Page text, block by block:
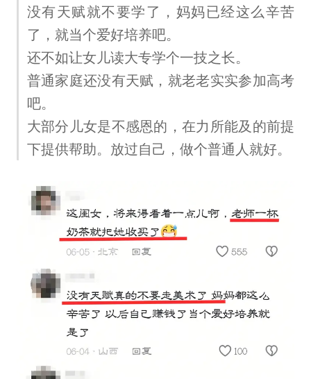
没有天赋就不要学了，妈妈已经这么辛苦
了，就当个爱好培养吧。
还不如让女儿读大专学个一技之长。
普通家庭还没有天赋，就老老实实参加高考
吧。
大部分儿女是不感恩的，在力所能及的前提
下提供帮助。放过自己，做个普通人就好。